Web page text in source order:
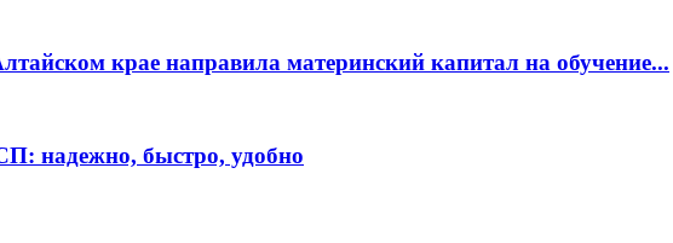
крае направила материнский капитал на обучение...
надежно, быстро, удобно